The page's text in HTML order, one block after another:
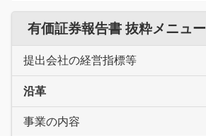
有価証券報告書 抜粋メニュー
提出会社の経営指標等
沿革
事業の内容